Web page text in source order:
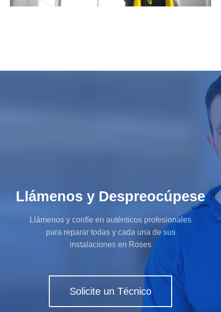
Llámenos y Despreocúpese
Llámenos y confíe en auténticos profesionales
para reparar todas y cada una de sus
instalaciones en Roses
Solicite un Técnico